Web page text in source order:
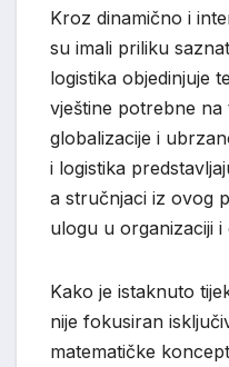
Kroz dinamično i
su imali priliku
logistika objedinjuje
vještine potrebne
globalizacije i
i logistika
a stručnjaci iz ovog
ulogu u organizaciji i
Kako je istaknuto
nije fokusiran
matematičke